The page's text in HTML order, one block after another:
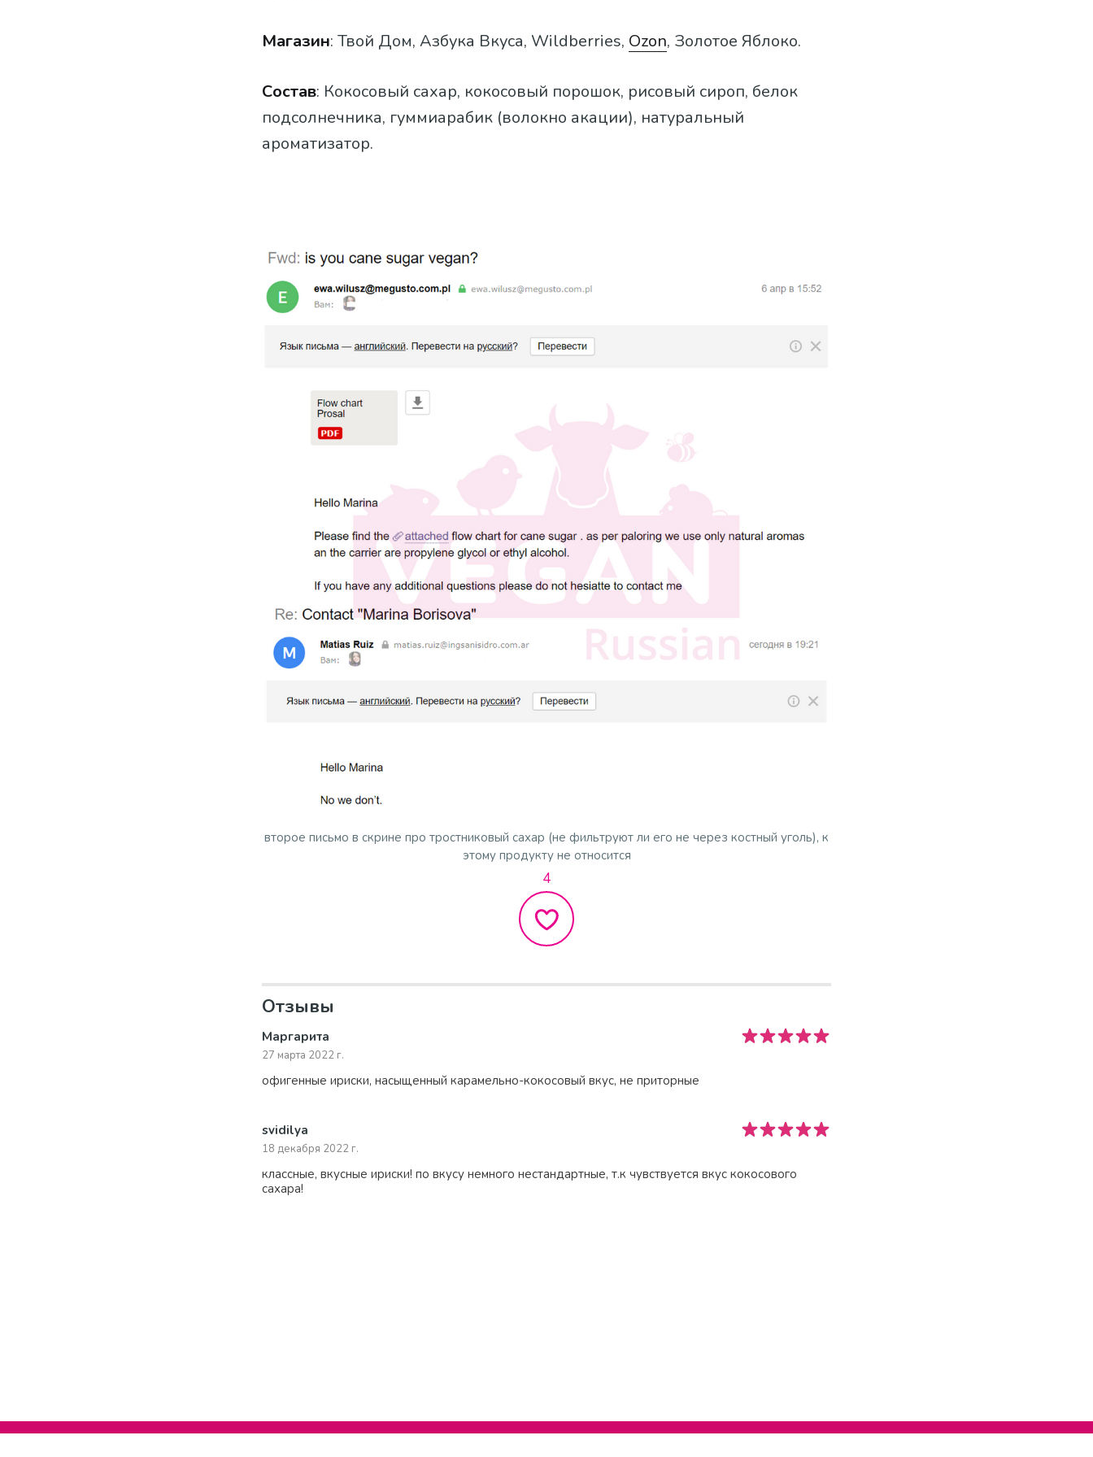
Магазин: Твой Дом, Азбука Вкуса, Wildberries, Ozon, Золотое Яблоко.
Состав: Кокосовый сахар, кокосовый порошок, рисовый сироп, белок
подсолнечника, гуммиарабик (волокно акации), натуральный
ароматизатор.
второе письмо в скрине про тростниковый сахар (не фильтруют ли его не через костный уголь), к
этому продукту не относится
4
Отзывы
Маргарита
27 марта 2022 г.
офигенные ириски, насыщенный карамельно-кокосовый вкус, не приторные
svidilya
18 декабря 2022 г.
классные, вкусные ириски! по вкусу немного нестандартные, т.к чувствуется вкус кокосового
сахара!